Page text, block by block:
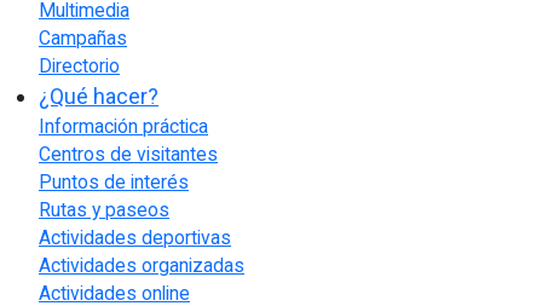
Multimedia
Campañas
Directorio
¿Qué hacer?
Información práctica
Centros de visitantes
Puntos de interés
Rutas y paseos
Actividades deportivas
Actividades organizadas
Actividades online